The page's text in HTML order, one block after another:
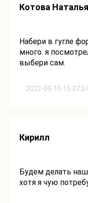
2022-09-15
Котова Наталья
Набери в гугле
много. я
выбери сам.
Кирилл
Будем делать
хотя я чую